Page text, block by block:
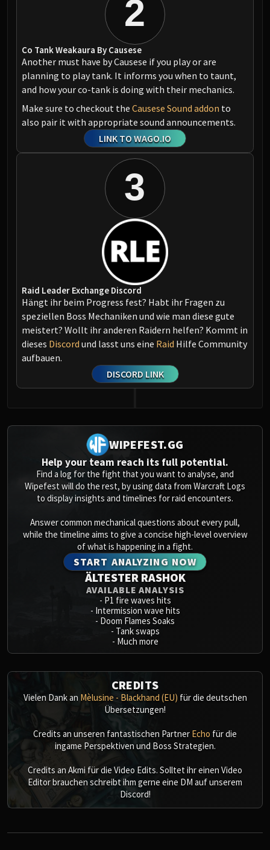
2
Co Tank Weakaura By Causese
Another must have by Causese if you play or are
planning to play tank. It informs you when to taunt,
and how your co-tank is doing with their mechanics.
Make sure to checkout the Causese Sound addon to
also pair it with appropriate sound announcements.
LINK TO WAGO.IO
3
Raid Leader Exchange Discord
Hängt ihr beim Progress fest? Habt ihr Fragen zu
speziellen Boss Mechaniken und wie man diese gute
meistert? Wollt ihr anderen Raidern helfen? Kommt in
dieses Discord und lasst uns eine Raid Hilfe Community
aufbauen.
DISCORD LINK
WIPEFEST.GG
Help your team reach its full potential.
Find a log for the fight that you want to analyse, and
Wipefest will do the rest, by using data from Warcraft Logs
to display insights and timelines for raid encounters.
Answer common mechanical questions about every pull,
while the timeline aims to give a concise high-level overview
of what is happening in a fight.
START ANALYZING NOW
ÄLTESTER RASHOK
AVAILABLE ANALYSIS
- P1 fire waves hits
- Intermission wave hits
- Doom Flames Soaks
- Tank swaps
- Much more
CREDITS
Vielen Dank an Mèlusine - Blackhand (EU) für die deutschen
Übersetzungen!
Credits an unseren fantastischen Partner Echo für die
ingame Perspektiven und Boss Strategien.
Credits an Akmi für die Video Edits. Solltet ihr einen Video
Editor brauchen schreibt ihm gerne eine DM auf unserem
Discord!